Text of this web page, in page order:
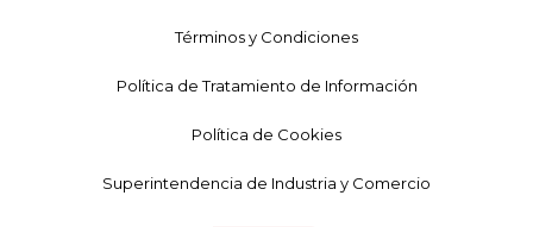
Términos y Condiciones
Política de Tratamiento de Información
Política de Cookies
Superintendencia de Industria y Comercio